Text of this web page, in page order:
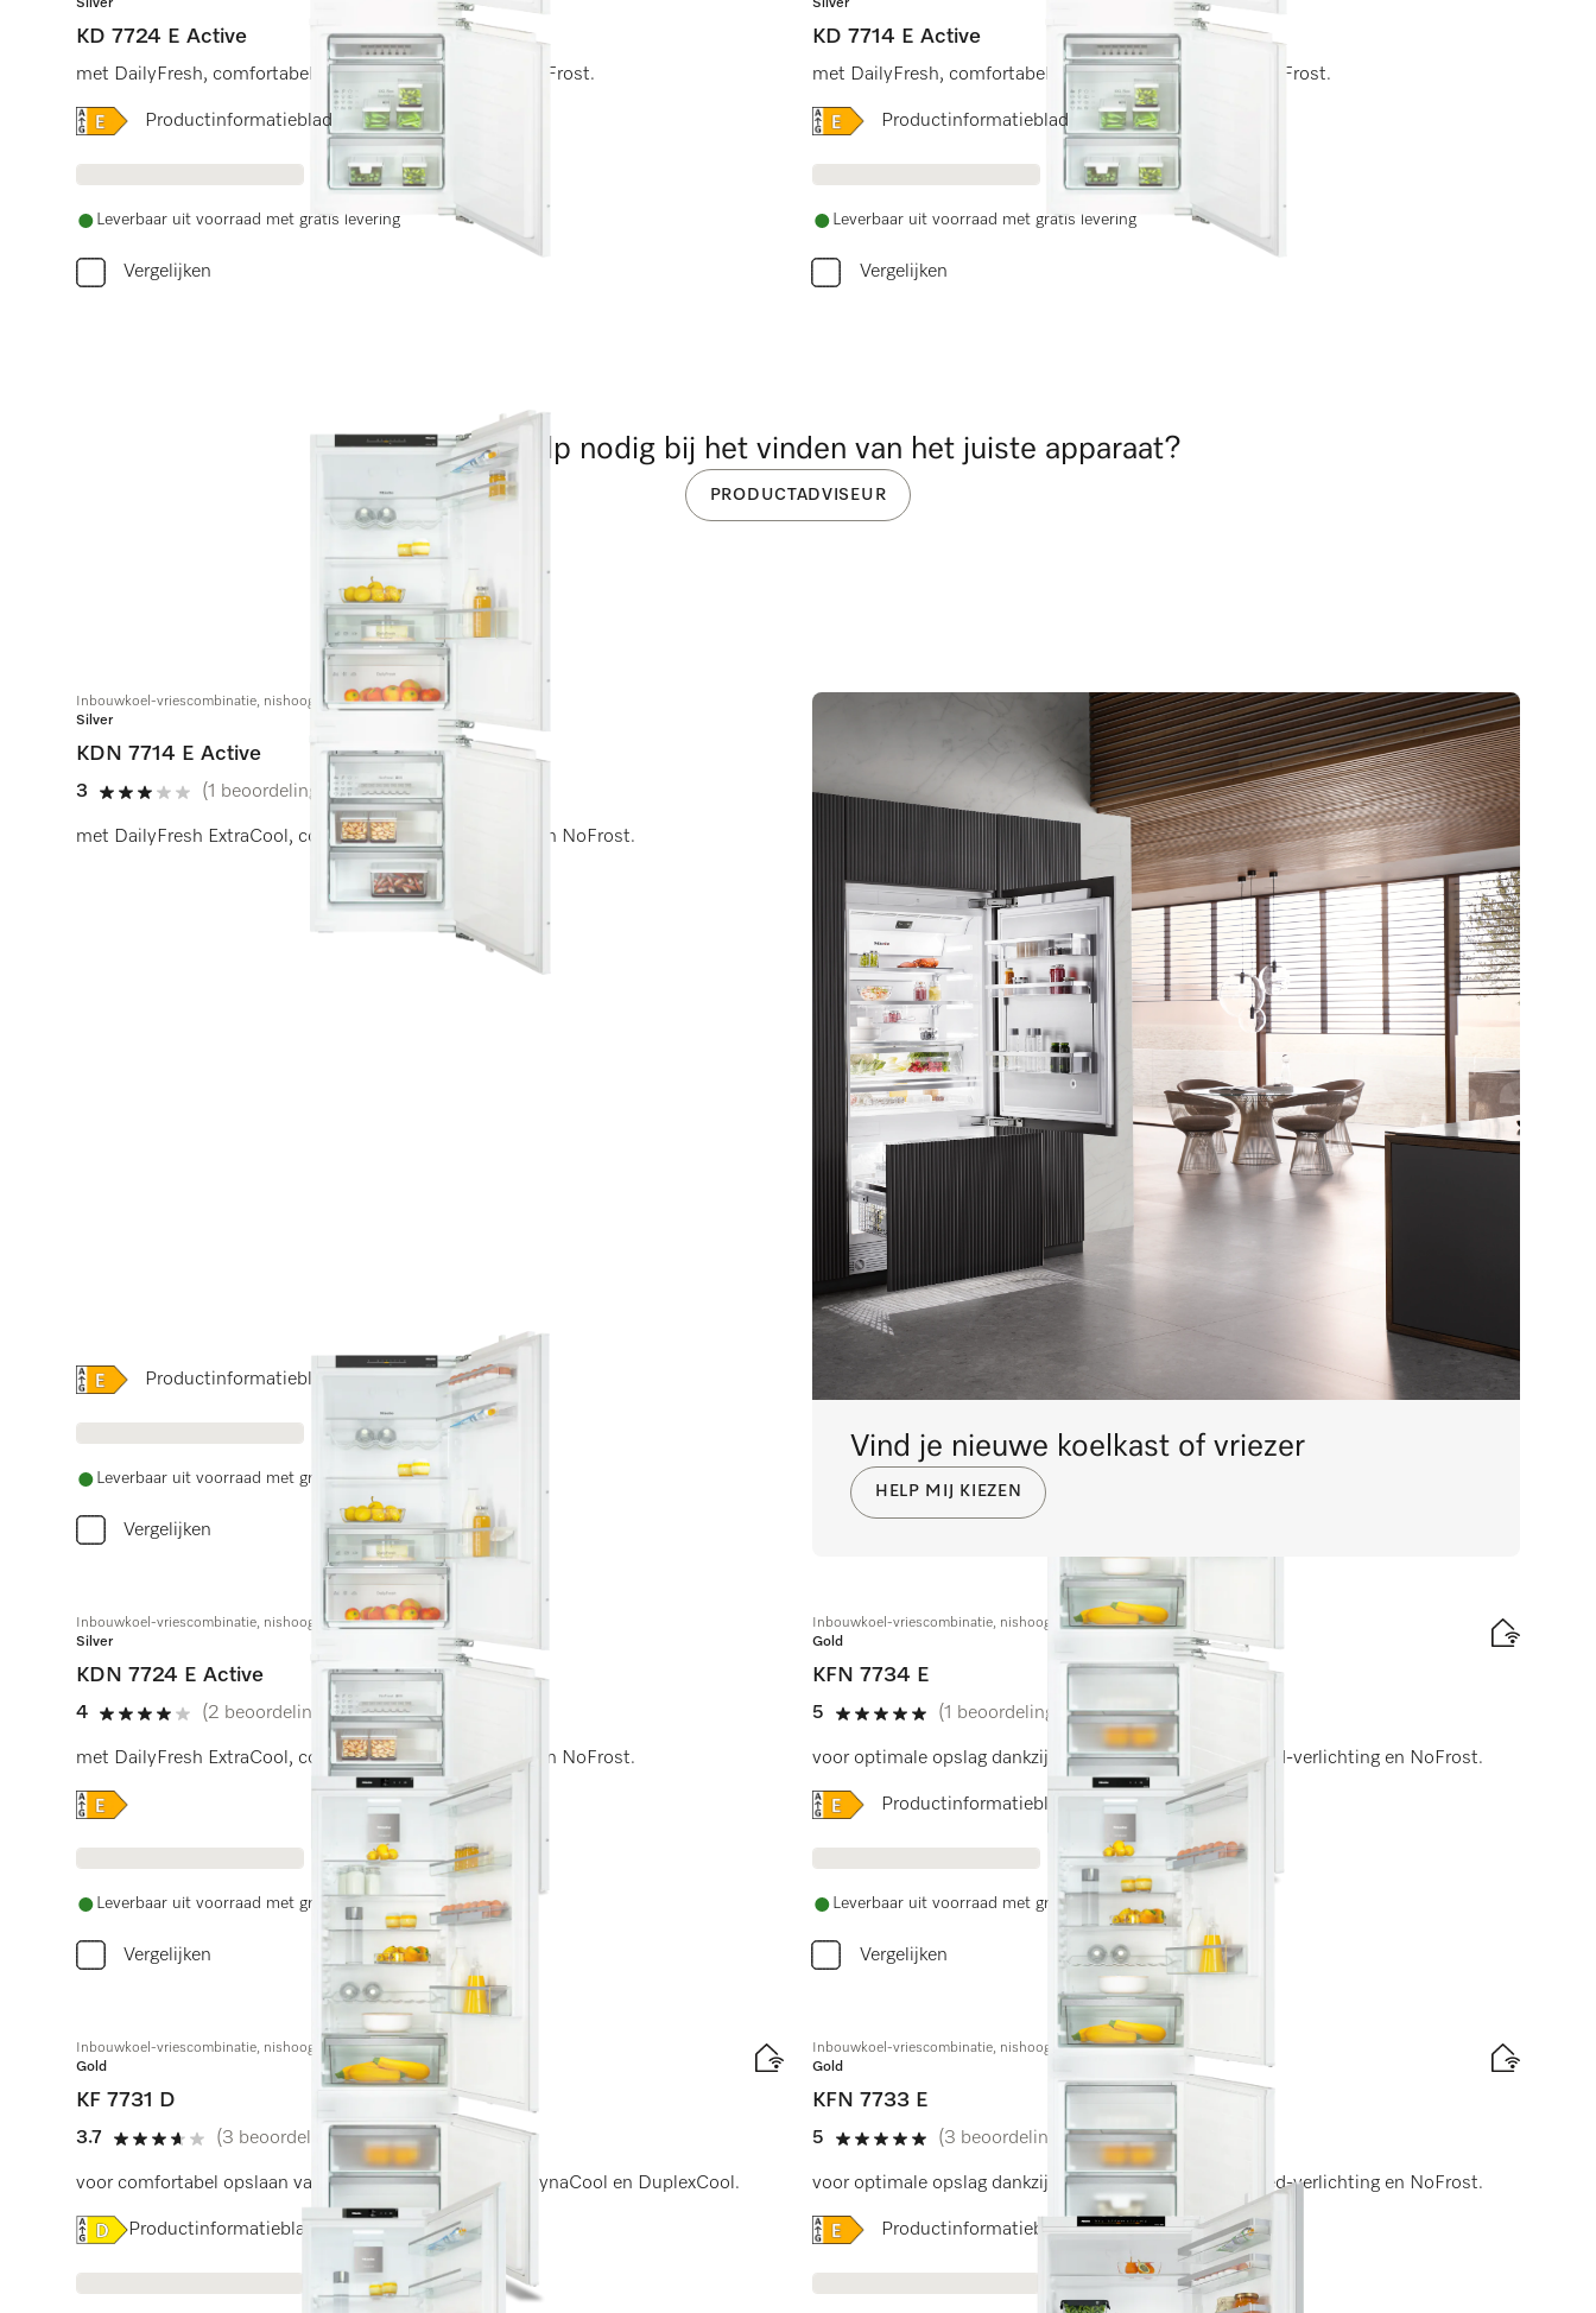
Silver
KD 7724 E Active
met DailyFresh, comfortabele led-verlichting en ComfortFrost.
Online Label Flag, Energielabel
Productinformatieblad
Leverbaar uit voorraad met gratis levering
Vergelijken
Silver
KD 7714 E Active
met DailyFresh, comfortabele led-verlichting en ComfortFrost.
Online Label Flag, Energielabel
Productinformatieblad
Leverbaar uit voorraad met gratis levering
Vergelijken
Inbouwkoel-vriescombinatie, nishoogte 178 cm
Silver
KDN 7714 E Active
3
3 sterren op 5
(1 beoordeling)
met DailyFresh ExtraCool, comfortabele led-verlichting en NoFrost.
Online Label Flag, Energielabel
Productinformatieblad
Leverbaar uit voorraad met gratis levering
Vergelijken
Inbouwkoel-vriescombinatie, nishoogte 178 cm
Silver
KDN 7724 E Active
4
4 sterren op 5
(2 beoordelingen)
met DailyFresh ExtraCool, comfortabele led-verlichting en NoFrost.
Online Label Flag, Energielabel
Leverbaar uit voorraad met gratis levering
Vergelijken
Inbouwkoel-vriescombinatie, nishoogte 178 cm
Gold
KFN 7734 E
5
5 sterren op 5
(1 beoordeling)
voor optimale opslag dankzij DynaCool, comfortabele led-verlichting en NoFrost.
Online Label Flag, Energielabel
Productinformatieblad
Leverbaar uit voorraad met gratis levering
Vergelijken
Inbouwkoel-vriescombinatie, nishoogte 178 cm
Gold
KF 7731 D
3.7
3.7 sterren op 5
(3 beoordelingen)
voor comfortabel opslaan van levensmiddelen dankzij DynaCool en DuplexCool.
Online Label Flag, Energielabel
Productinformatieblad
Inbouwkoel-vriescombinatie, nishoogte 178 cm
Gold
KFN 7733 E
5
5 sterren op 5
(3 beoordelingen)
voor optimale opslag dankzij DynaCool, comfortabele led-verlichting en NoFrost.
Online Label Flag, Energielabel
Productinformatieblad
Heb je hulp nodig bij het vinden van het juiste apparaat?
PRODUCTADVISEUR
Vind je nieuwe koelkast of vriezer
HELP MIJ KIEZEN